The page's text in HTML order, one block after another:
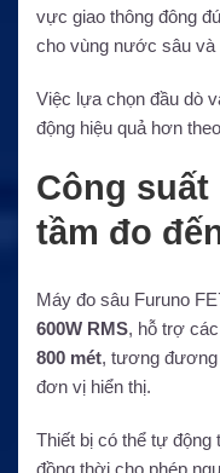
vực giao thông đông
cho vùng nước sâu
Việc lựa chọn đầu dò
động hiệu quả hơn
Công suất
tầm đo
Máy đo sâu Furuno
600W RMS, hỗ trợ
800 mét, tương đương
đơn vị hiển thị.
Thiết bị có thể tự động
đồng thời cho phép